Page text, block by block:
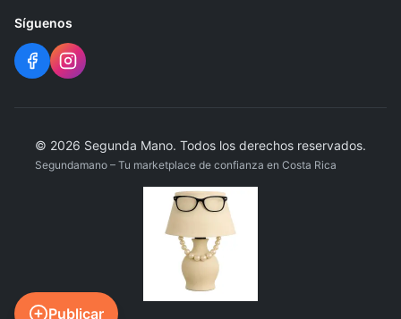
Síguenos
© 2026 Segunda Mano. Todos los derechos reservados.
Segundamano – Tu marketplace de confianza en Costa Rica
Publicar